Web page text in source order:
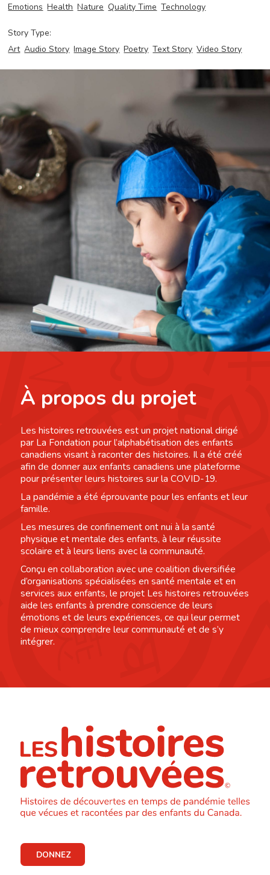
Emotions Health Nature Quality Time Technology
Story Type:
Art Audio Story Image Story Poetry Text Story Video Story
À propos du projet
Les histoires retrouvées est un projet national dirigé
par La Fondation pour l’alphabétisation des enfants
canadiens visant à raconter des histoires. Il a été créé
afin de donner aux enfants canadiens une plateforme
pour présenter leurs histoires sur la COVID-19.
La pandémie a été éprouvante pour les enfants et leur
famille.
Les mesures de confinement ont nui à la santé
physique et mentale des enfants, à leur réussite
scolaire et à leurs liens avec la communauté.
Conçu en collaboration avec une coalition diversifiée
d’organisations spécialisées en santé mentale et en
services aux enfants, le projet Les histoires retrouvées
aide les enfants à prendre conscience de leurs
émotions et de leurs expériences, ce qui leur permet
de mieux comprendre leur communauté et de s’y
intégrer.
DONNEZ